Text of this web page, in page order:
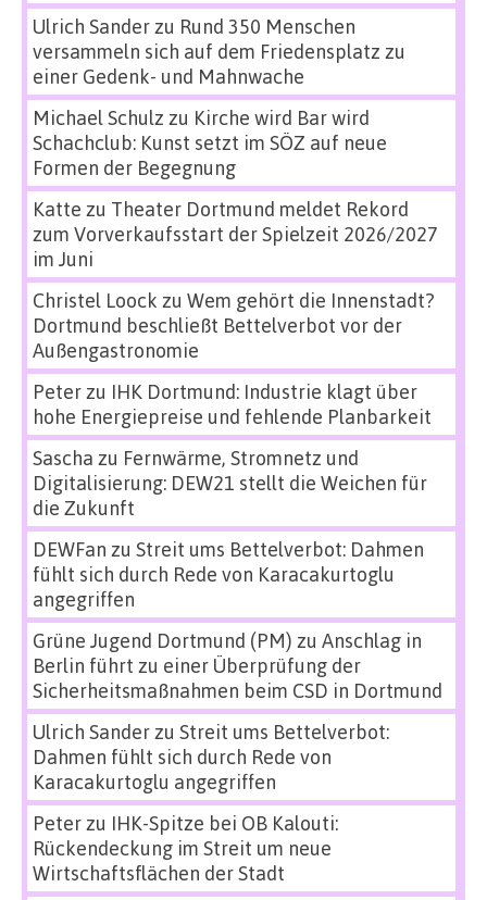
Ulrich Sanderzu Rund 350 Menschen
versammeln sich auf dem Friedensplatz zu
einer Gedenk- und Mahnwache
Michael Schulz zu Kirche wird Bar wird
Schachclub: Kunst setzt im SÖZ auf neue
Formen der Begegnung
Katte zu Theater Dortmund meldet Rekord
zum Vorverkaufsstart der Spielzeit 2026/2027
im Juni
Christel Loock zu Wem gehört die Innenstadt?
Dortmund beschließt Bettelverbot vor der
Außengastronomie
Peterzu IHK Dortmund: Industrie klagt über
hohe Energiepreise und fehlende Planbarkeit
Sascha zu Fernwärme, Stromnetz und
Digitalisierung: DEW21 stellt die Weichen für
die Zukunft
DEWFan zu Streit ums Bettelverbot: Dahmen
fühlt sich durch Rede von Karacakurtoglu
angegriffen
Grüne Jugend Dortmund (PM) zu Anschlag in
Berlin führt zu einer Überprüfung der
Sicherheitsmaßnahmen beim CSD in Dortmund
Ulrich Sanderzu Streit ums Bettelverbot:
Dahmen fühlt sich durch Rede von
Karacakurtoglu angegriffen
Peterzu IHK-Spitze bei OB Kalouti:
Rückendeckung im Streit um neue
Wirtschaftsflächen der Stadt